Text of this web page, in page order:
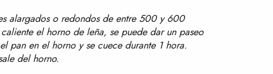
alargados o redondos de entre 500 y 600
el horno de leña, se puede dar un paseo
pan en el horno y se cuece durante 1 hora.
del horno.